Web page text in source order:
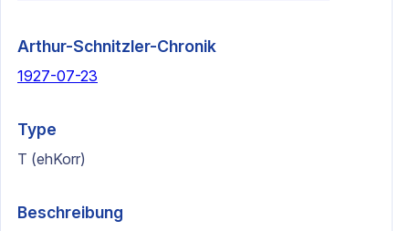
Arthur-Schnitzler-Chronik
1927-07-23
Type
T (ehKorr)
Beschreibung